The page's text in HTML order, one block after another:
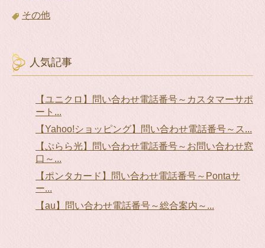
その他
人気記事
【ユニクロ】問い合わせ電話番号～カスタマーサポ
ート...
【Yahoo!ショッピング】問い合わせ電話番号～ス...
【ぷらら光】問い合わせ電話番号～お問い合わせ窓
口～...
【ポンタカード】問い合わせ電話番号～Pontaサ
ー...
【au】問い合わせ電話番号～総合案内～...